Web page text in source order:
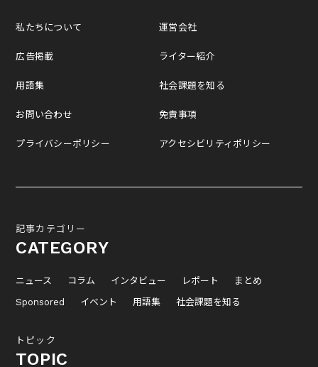
私たちについて
広告掲載
用語集
お問い合わせ
プライバシーポリシー
運営会社
ライター紹介
社会課題を知る
免責事項
アクセシビリティポリシー
記事カテゴリー
CATEGORY
ニュース コラム インタビュー レポート
まとめ
Sponsored
イベント 用語集 社会課題を知る
トピック
TOPIC